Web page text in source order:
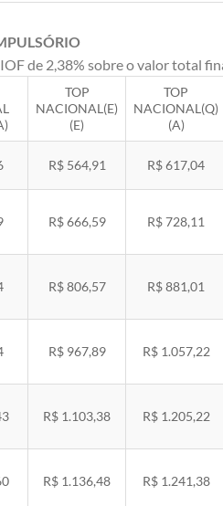
de 2,38% sobre o valor total
TOP
NACIONAL(E)
(E)
TOP
NACIONAL(Q)
(A)
R$ 564,91 R$ 617,04
R$ 666,59 R$ 728,11
R$ 806,57 R$ 881,01
R$ 967,89 R$ 1.057,22
R$ 1.103,38 R$ 1.205,22
R$ 1.136,48 R$ 1.241,38